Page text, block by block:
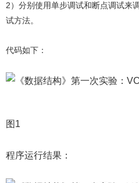
2）分别使用单步调试和断点调试来
试方法。
代码如下：
图1
程序运行结果：